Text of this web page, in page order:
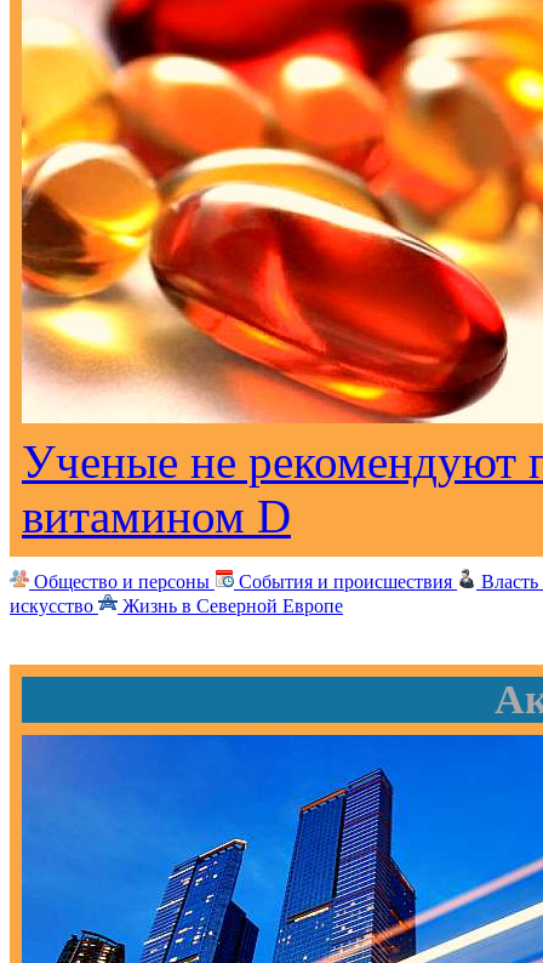
Ученые не рекомендуют
витамином D
Общество и персоны События и происшествия
искусство
Жизнь в Северной Европе